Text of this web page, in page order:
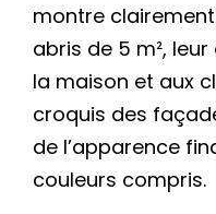
montre
abris de 5 m²,
la maison et aux
croquis des
de l’apparence
couleurs compris.